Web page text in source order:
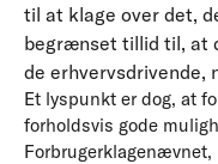
til at klage over det,
begrænset tillid til, at
de erhvervsdrivende,
Et lyspunkt er dog, at
forholdsvis gode